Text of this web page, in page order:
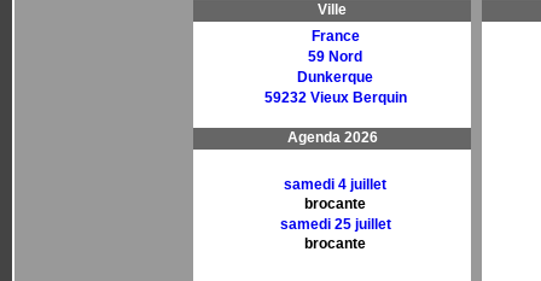
Ville
France
59 Nord
Dunkerque
59232 Vieux Berquin
Agenda 2026
samedi 4 juillet
brocante
samedi 25 juillet
brocante